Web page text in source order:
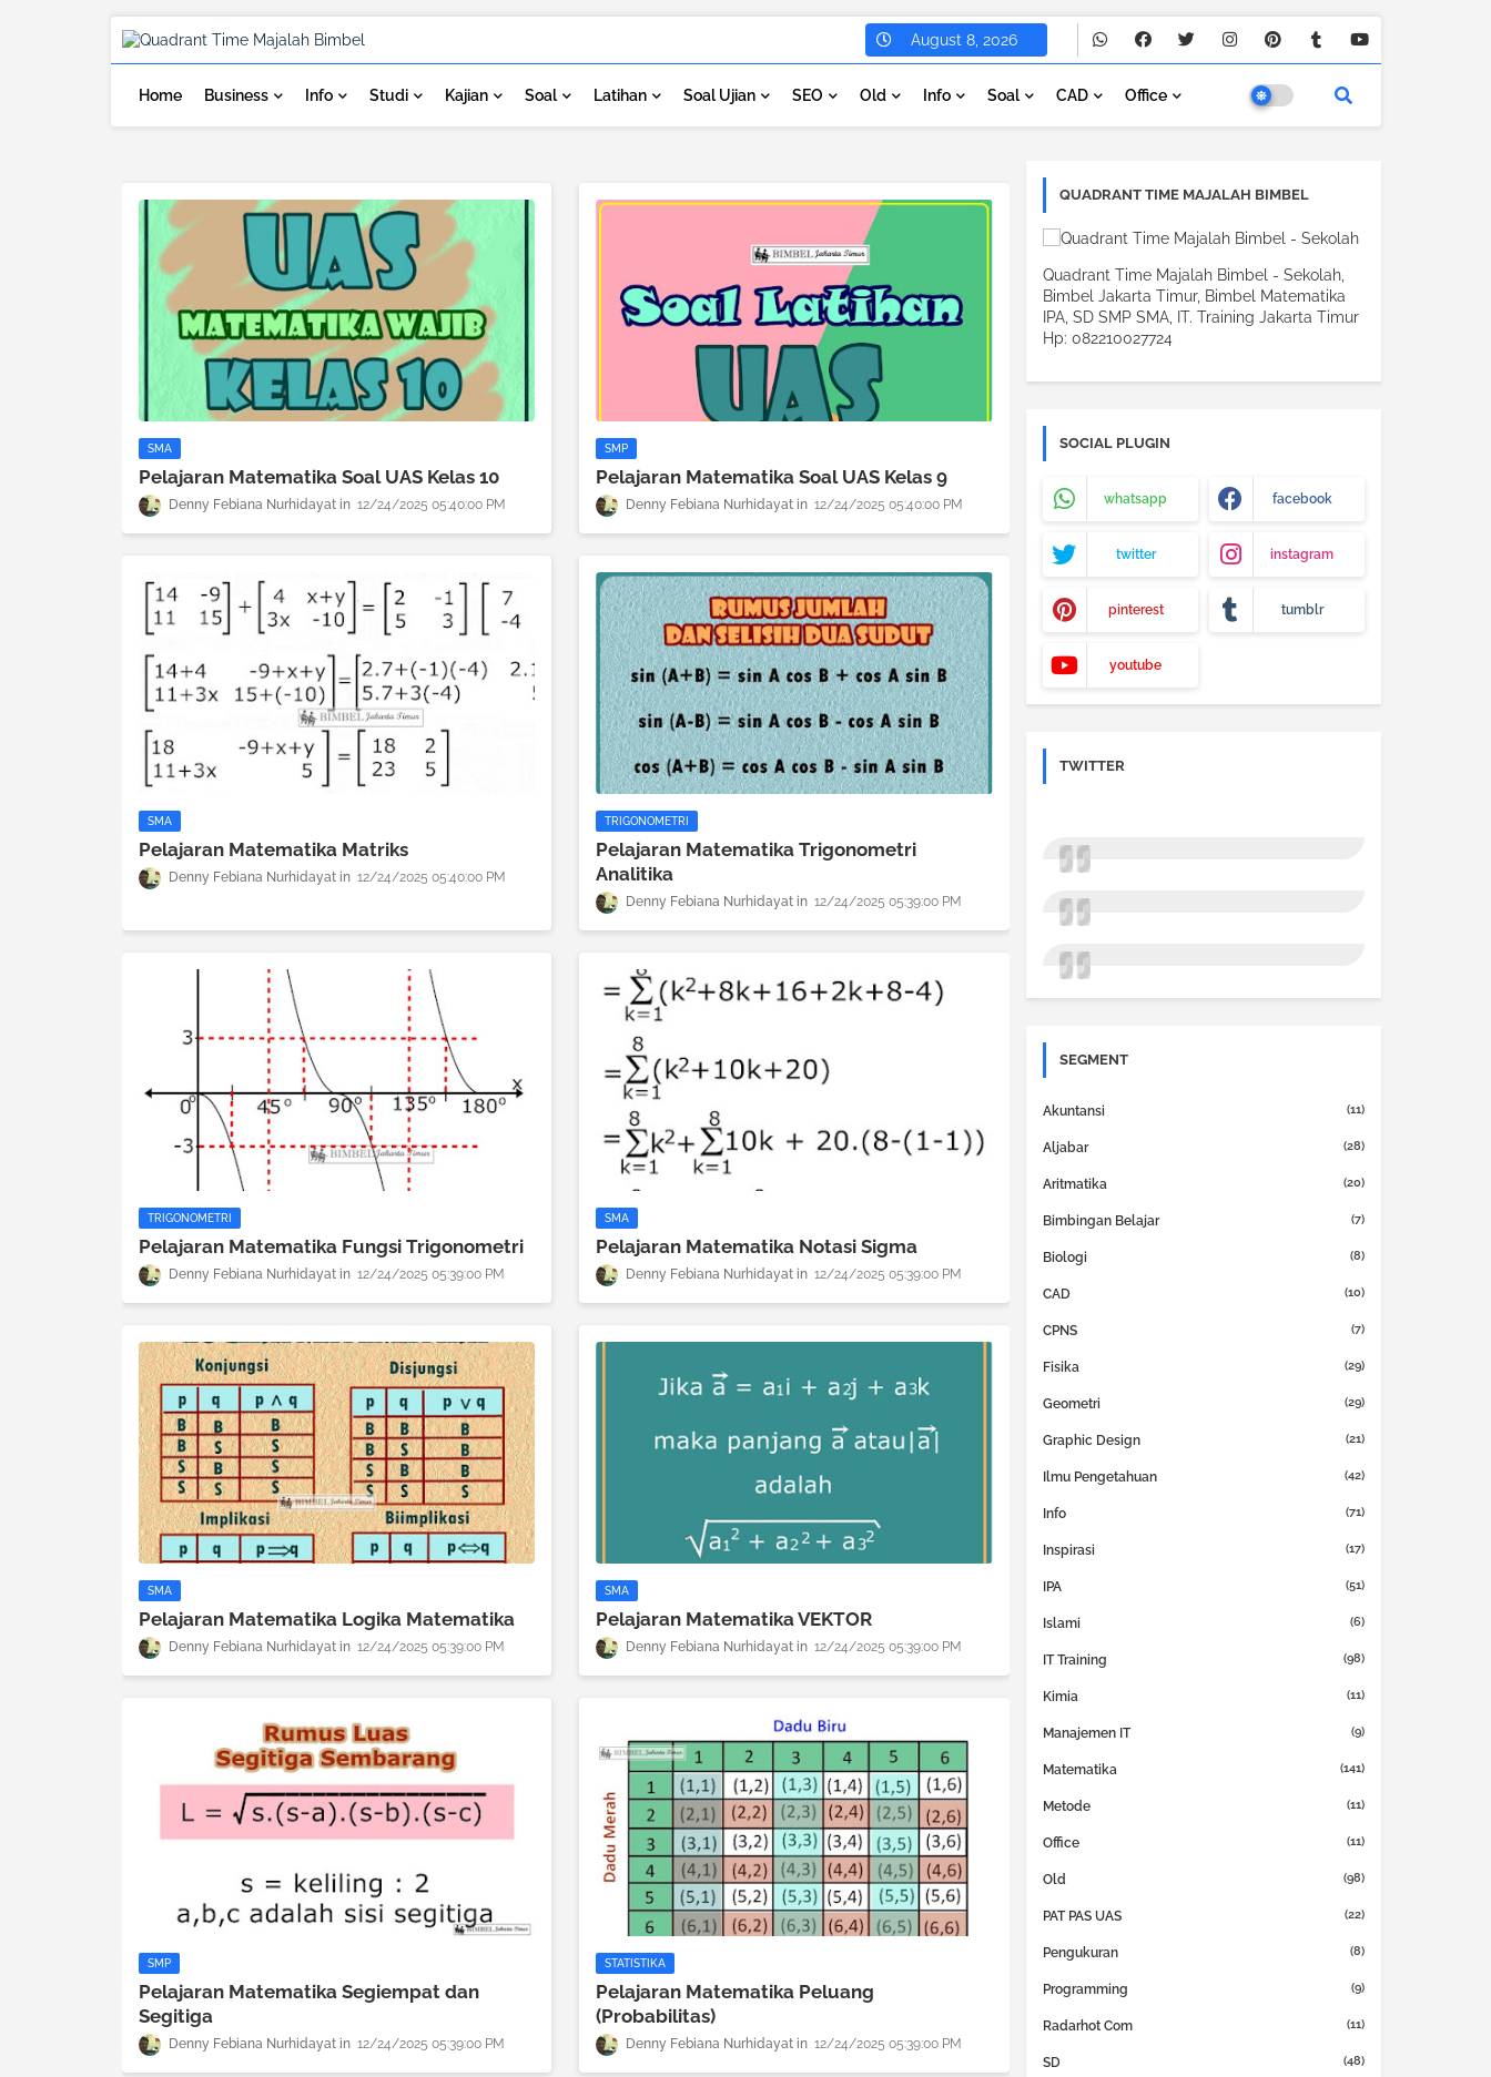
August 8, 2026
Home Business Info Studi Kajian Soal Latihan Soal Ujian SEO Old Info Soal CAD Office
SMA
Pelajaran Matematika Soal UAS Kelas 10
Denny Febiana Nurhidayat 12/24/2025 05:40:00 PM
SMP
Pelajaran Matematika Soal UAS Kelas 9
Denny Febiana Nurhidayat 12/24/2025 05:40:00 PM
SMA
Pelajaran Matematika Matriks
Denny Febiana Nurhidayat 12/24/2025 05:40:00 PM
TRIGONOMETRI
Pelajaran Matematika Trigonometri
Analitika
Denny Febiana Nurhidayat 12/24/2025 05:39:00 PM
TRIGONOMETRI
Pelajaran Matematika Fungsi Trigonometri
Denny Febiana Nurhidayat 12/24/2025 05:39:00 PM
SMA
Pelajaran Matematika Notasi Sigma
Denny Febiana Nurhidayat 12/24/2025 05:39:00 PM
SMA
Pelajaran Matematika Logika Matematika
Denny Febiana Nurhidayat 12/24/2025 05:39:00 PM
SMA
Pelajaran Matematika VEKTOR
Denny Febiana Nurhidayat 12/24/2025 05:39:00 PM
SMP
Pelajaran Matematika Segiempat dan
Segitiga
Denny Febiana Nurhidayat 12/24/2025 05:39:00 PM
STATISTIKA
Pelajaran Matematika Peluang
(Probabilitas)
Denny Febiana Nurhidayat 12/24/2025 05:39:00 PM
QUADRANT TIME MAJALAH BIMBEL
Quadrant Time Majalah Bimbel - Sekolah,
Bimbel Jakarta Timur, Bimbel Matematika
IPA, SD SMP SMA, IT. Training Jakarta Timur
Hp: 082210027724
SOCIAL PLUGIN
whatsapp facebook
twitter instagram
pinterest tumblr
youtube
TWITTER
SEGMENT
Akuntansi (11)
Aljabar (28)
Aritmatika (20)
Bimbingan Belajar (7)
Biologi (8)
CAD (10)
CPNS (7)
Fisika (29)
Geometri (29)
Graphic Design (21)
Ilmu Pengetahuan (42)
Info (71)
Inspirasi (17)
IPA (51)
Islami (6)
IT Training (98)
Kimia (11)
Manajemen IT (9)
Matematika (141)
Metode (11)
Office (11)
Old (98)
PAT PAS UAS (22)
Pengukuran (8)
Programming (9)
Radarhot Com (11)
SD (48)